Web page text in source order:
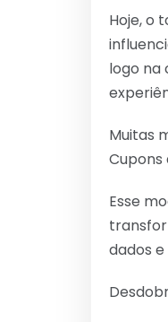
Hoje, o
logo na
Muitas
Cupons
Esse
dados